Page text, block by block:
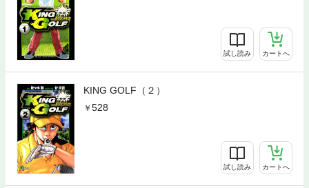
試し読み カートへ
KING GOLF（２）
528
試し読み カートへ